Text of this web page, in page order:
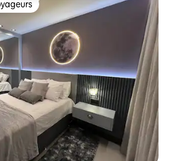
les plus appréciés